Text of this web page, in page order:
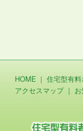
HOME ｜ 住宅型有
アクセスマップ｜